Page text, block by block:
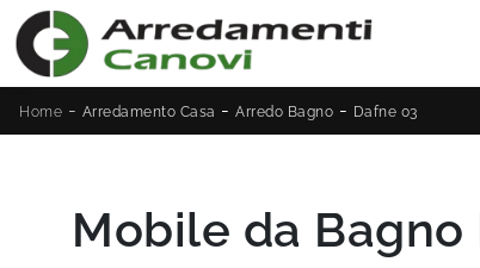
Home - Arredamento Casa - Arredo Bagno - Dafne 03
Mobile da